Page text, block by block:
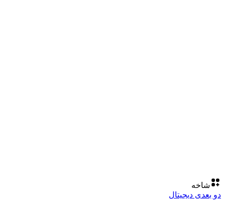
شاخه
دو بعدی دیجیتال